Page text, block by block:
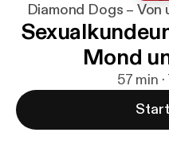
Diamond Dogs – Von
Mond
57 min